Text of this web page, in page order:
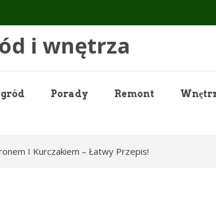
i wnętrza
Porady Remont
I Kurczakiem – Łatwy Przepis!